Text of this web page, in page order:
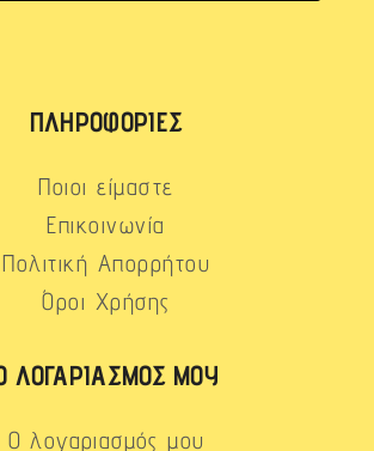
ΠΛΗΡΟΦΟΡΊΕΣ
Ποιοι είμαστε
Επικοινωνία
Πολιτική Απορρήτου
Όροι Χρήσης
ΛΟΓΑΡΙΑΣΜΌΣ ΜΟΥ
Ο λογαριασμός μου